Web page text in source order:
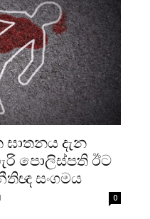
දැන
පොලිස්පති ඊට
සංගමය
0